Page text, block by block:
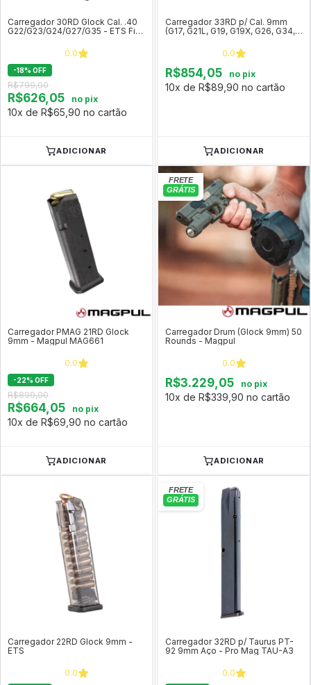
Carregador 30RD Glock Cal. .40
G22/G23/G24/G27/G35 - ETS Fits
0.0
-18% OFF
R$799,00
R$626,05 no pix
10x de R$65,90 no cartão
ADICIONAR
Carregador 33RD p/ Cal. 9mm
(G17, G21L, G19, G19X, G26, G34,
0.0
R$854,05 no pix
10x de R$89,90 no cartão
ADICIONAR
Carregador PMAG 21RD Glock
9mm - Magpul MAG661
0.0
-22% OFF
R$899,00
R$664,05 no pix
10x de R$69,90 no cartão
ADICIONAR
Carregador Drum (Glock 9mm) 50
Rounds - Magpul
0.0
R$3.229,05 no pix
10x de R$339,90 no cartão
ADICIONAR
Carregador 22RD Glock 9mm -
ETS
0.0
Carregador 32RD p/ Taurus PT-
92 9mm Aço - Pro Mag TAU-A3
0.0